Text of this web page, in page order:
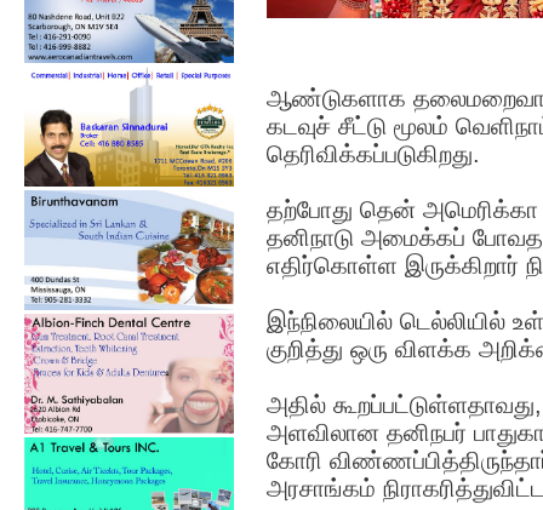
ஆண்டுகளாக தலைமறைவாக
கடவுச் சீட்டு மூலம்
தெரிவிக்கப்படுகிறது.
தற்போது தென்
தனிநாடு அமைக்கப்
எதிர்கொள்ள இருக்கிறார்
இந்நிலையில் டெல்லியில்
குறித்து ஒரு விளக்க
அதில்
அளவிலான தனிநபர்
கோரி
அரசாங்கம்